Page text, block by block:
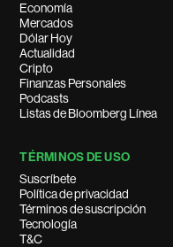
Economía
Mercados
Dólar Hoy
Actualidad
Cripto
Finanzas Personales
Podcasts
Listas de Bloomberg Línea
TÉRMINOS DE USO
Suscríbete
Política de privacidad
Términos de suscripción
Tecnología
T&C